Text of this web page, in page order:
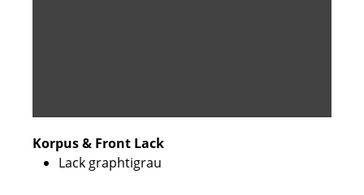
Korpus & Front Lack
Lack graphtigrau